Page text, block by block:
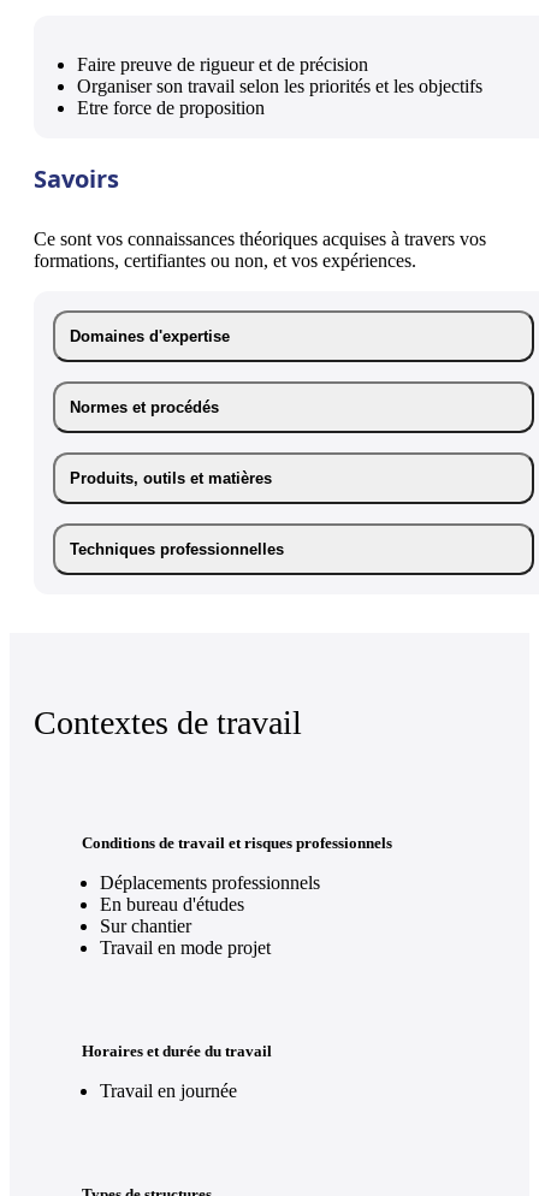
Faire preuve de rigueur et de précision
Organiser son travail selon les priorités et les objectifs
Etre force de proposition
Savoirs
Ce sont vos connaissances théoriques acquises à travers vos
formations, certifiantes ou non, et vos expériences.
Domaines d'expertise
Normes et procédés
Produits, outils et matières
Techniques professionnelles
Contextes de travail
Conditions de travail et risques professionnels
Déplacements professionnels
En bureau d'études
Sur chantier
Travail en mode projet
Horaires et durée du travail
Travail en journée